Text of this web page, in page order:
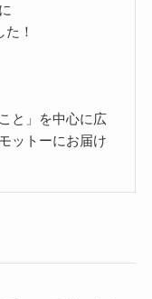
！
と」を中心に広
ットーにお届け